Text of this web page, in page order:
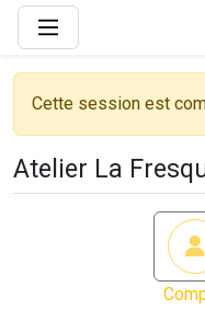
Cette session est
Atelier La